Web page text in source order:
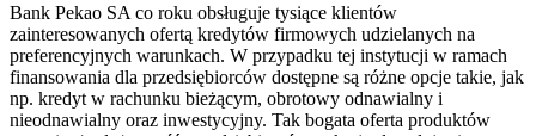
Bank Pekao SA co roku obsługuje tysiące klientów
zainteresowanych ofertą kredytów firmowych udzielanych na
preferencyjnych warunkach. W przypadku tej instytucji w ramach
finansowania dla przedsiębiorców dostępne są różne opcje takie, jak
np. kredyt w rachunku bieżącym, obrotowy odnawialny i
nieodnawialny oraz inwestycyjny. Tak bogata oferta produktów